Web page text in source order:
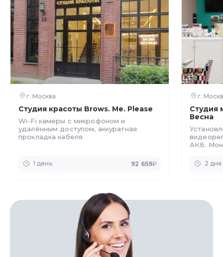
г. Москва
Студия красоты Brows. Me. Please
Wi-Fi камеры с микрофоном и
удалённым доступом, аккуратная
прокладка кабеля
1 день 92 659₽
г.
Студия
Весна
АКБ.
2 дня